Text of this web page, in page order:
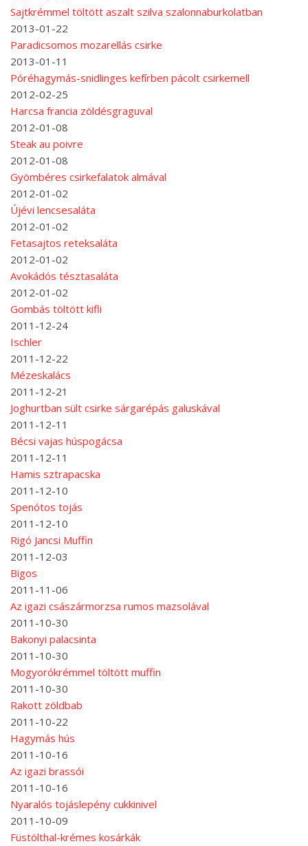
Sajtkrémmel töltött aszalt szilva szalonnaburkolatban
2013-01-22
Paradicsomos mozarellás csirke
2013-01-11
Póréhagymás-snidlinges kefírben pácolt csirkemell
2012-02-25
Harcsa francia zöldésgraguval
2012-01-08
Steak au poivre
2012-01-08
Gyömbéres csirkefalatok almával
2012-01-02
Újévi lencsesaláta
2012-01-02
Fetasajtos reteksaláta
2012-01-02
Avokádós tésztasaláta
2012-01-02
Gombás töltött kifli
2011-12-24
Ischler
2011-12-22
Mézeskalács
2011-12-21
Joghurtban sült csirke sárgarépás galuskával
2011-12-11
Bécsi vajas húspogácsa
2011-12-11
Hamis sztrapacska
2011-12-10
Spenótos tojás
2011-12-10
Rigó Jancsi Muffin
2011-12-03
Bigos
2011-11-06
Az igazi császármorzsa rumos mazsolával
2011-10-30
Bakonyi palacsinta
2011-10-30
Mogyorókrémmel töltött muffin
2011-10-30
Rakott zöldbab
2011-10-22
Hagymás hús
2011-10-16
Az igazi brassói
2011-10-16
Nyaralós tojáslepény cukkinivel
2011-10-09
Füstölthal-krémes kosárkák